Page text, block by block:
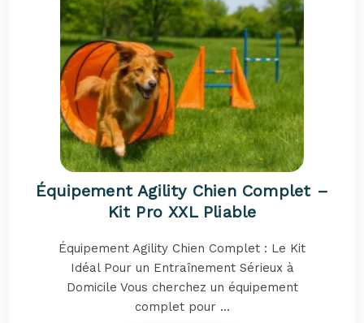
Équipement Agility Chien Complet –
Kit Pro XXL Pliable
Équipement Agility Chien Complet : Le Kit
Idéal Pour un Entraînement Sérieux à
Domicile Vous cherchez un équipement
complet pour ...